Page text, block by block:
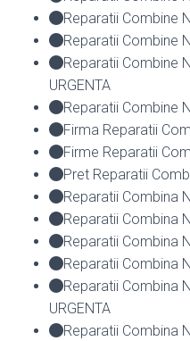
Reparatii Combine
Reparatii Combine
Reparatii Combine
URGENTA
Reparatii Combine
Firma Reparatii
Firme Reparatii
Pret Reparatii
Reparatii Combina
Reparatii Combina
Reparatii Combina
Reparatii Combina
Reparatii Combina
URGENTA
Reparatii Combina